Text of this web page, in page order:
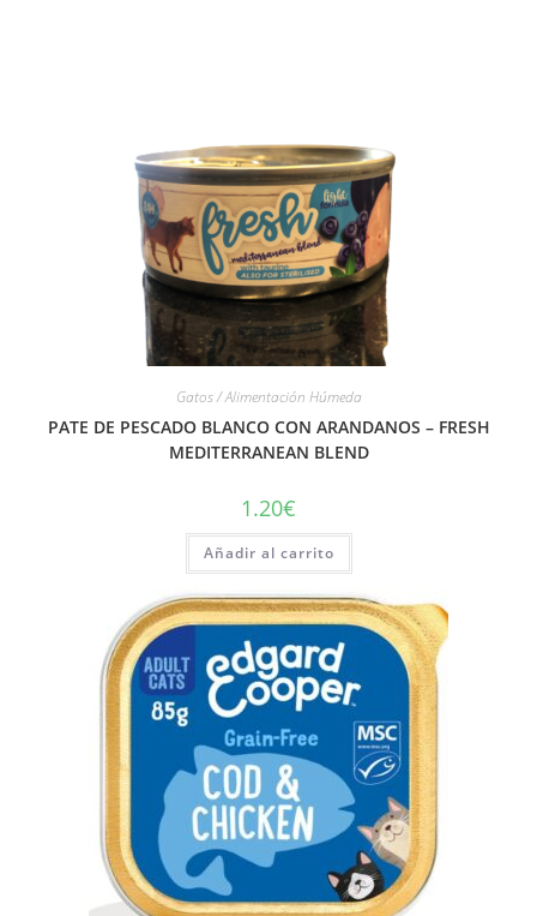
Gatos / Alimentación Húmeda
PATE DE PESCADO BLANCO CON ARANDANOS – FRESH
MEDITERRANEAN BLEND
1.20€
Añadir al carrito